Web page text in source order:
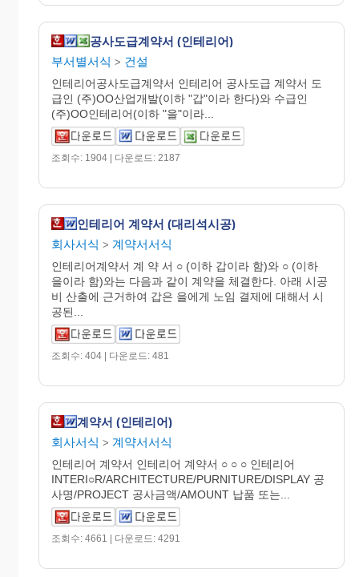
공사도급계약서 (인테리어)
부서별서식 > 건설
인테리어공사도급계약서 인테리어 공사도급 계약서 도
급인 (주)OO산업개발(이하 "갑"이라 한다)와 수급인
(주)OO인테리어(이하 "을"이라...
조회수: 1904 | 다운로드: 2187
인테리어 계약서 (대리석시공)
회사서식 > 계약서서식
인테리어계약서 계 약 서 ○ (이하 갑이라 함)와 ○ (이하
을이라 함)와는 다음과 같이 계약을 체결한다. 아래 시공
비 산출에 근거하여 갑은 을에게 노임 결제에 대해서 시
공된...
조회수: 404 | 다운로드: 481
계약서 (인테리어)
회사서식 > 계약서서식
인테리어 계약서 인테리어 계약서 ○ ○ ○ 인테리어
INTERI○R/ARCHITECTURE/PURNITURE/DISPLAY 공
사명/PROJECT 공사금액/AMOUNT 납품 또는...
조회수: 4661 | 다운로드: 4291